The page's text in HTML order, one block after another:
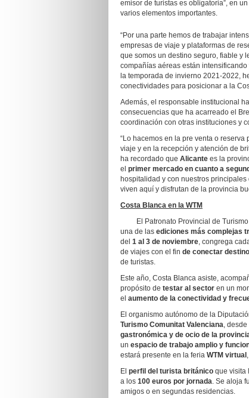
emisor de turistas es obligatoria”, en
varios elementos importantes.
“Por una parte hemos de trabajar
empresas de viaje y plataformas de
que somos un destino seguro, fiable y
compañías aéreas están
la temporada de invierno 2021-2022,
conectividades para posicionar a la
Además, el responsable institucional
consecuencias que ha acarreado el
coordinación con otras instituciones y
“Lo hacemos en la pre venta o
viaje y en la recepción y atención de
ha recordado que Alicante es la
el primer mercado en cuanto a
hospitalidad y con nuestros
viven aquí y disfrutan de la provincia
Costa Blanca en la WTM
El Patronato Provincial de Turismo
una de las ediciones más complejas
del 1 al 3 de noviembre, congrega
de viajes con el fin de conectar
de turistas.
Este año, Costa Blanca asiste,
propósito de testar al sector en un
el aumento de la conectividad y
El organismo autónomo de la
Turismo Comunitat Valenciana,
gastronómica y de ocio de la
un espacio de trabajo amplio y
estará presente en la feria WTM virtual
El perfil del turista británico que visita
a los 100 euros por jornada. Se aloja
amigos o en segundas residencias.